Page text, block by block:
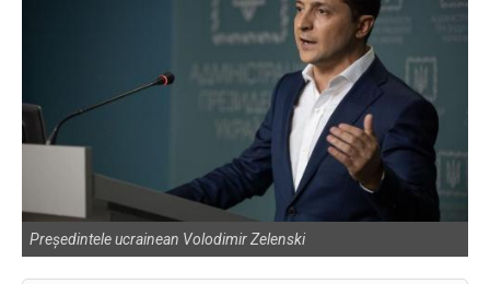
Preşedintele ucrainean Volodimir Zelenski